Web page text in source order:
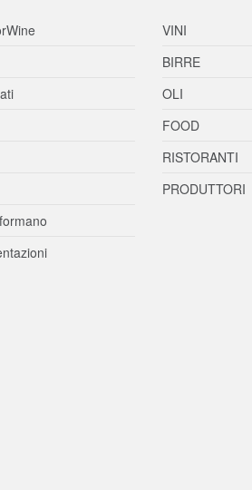
VINI
BIRRE
OLI
FOOD
RISTORANTI
PRODUTTORI